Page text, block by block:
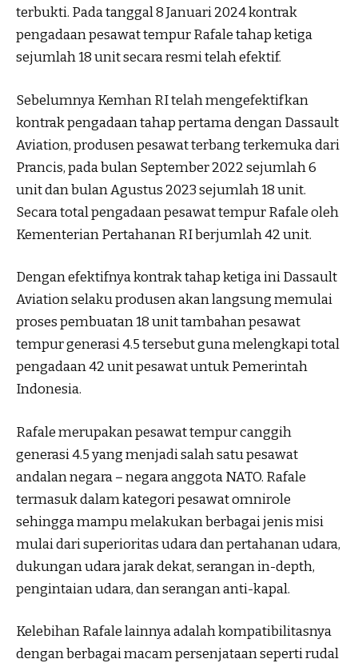
terbukti. Pada tanggal 8 Januari 2024 kontrak
pengadaan pesawat tempur Rafale tahap ketiga
sejumlah 18 unit secara resmi telah efektif.
Sebelumnya Kemhan RI telah mengefektifkan
kontrak pengadaan tahap pertama dengan Dassault
Aviation, produsen pesawat terbang terkemuka dari
Prancis, pada bulan September 2022 sejumlah 6
unit dan bulan Agustus 2023 sejumlah 18 unit.
Secara total pengadaan pesawat tempur Rafale oleh
Kementerian Pertahanan RI berjumlah 42 unit.
Dengan efektifnya kontrak tahap ketiga ini Dassault
Aviation selaku produsen akan langsung memulai
proses pembuatan 18 unit tambahan pesawat
tempur generasi 4.5 tersebut guna melengkapi total
pengadaan 42 unit pesawat untuk Pemerintah
Indonesia.
Rafale merupakan pesawat tempur canggih
generasi 4.5 yang menjadi salah satu pesawat
andalan negara – negara anggota NATO. Rafale
termasuk dalam kategori pesawat omnirole
sehingga mampu melakukan berbagai jenis misi
mulai dari superioritas udara dan pertahanan udara,
dukungan udara jarak dekat, serangan in-depth,
pengintaian udara, dan serangan anti-kapal.
Kelebihan Rafale lainnya adalah kompatibilitasnya
dengan berbagai macam persenjataan seperti rudal